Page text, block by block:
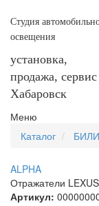
Студия
освещения
установка,
продажа, сервис
Хабаровск
Меню
Каталог
ALPHA
Отражатели
Артикул: